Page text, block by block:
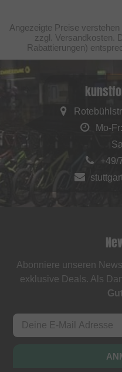
Angezeigte Preise
zzgl. Versandkosten.
Rabattierungen)
Mo-
+49/
Abonniere unseren
exklusive Deals. Als